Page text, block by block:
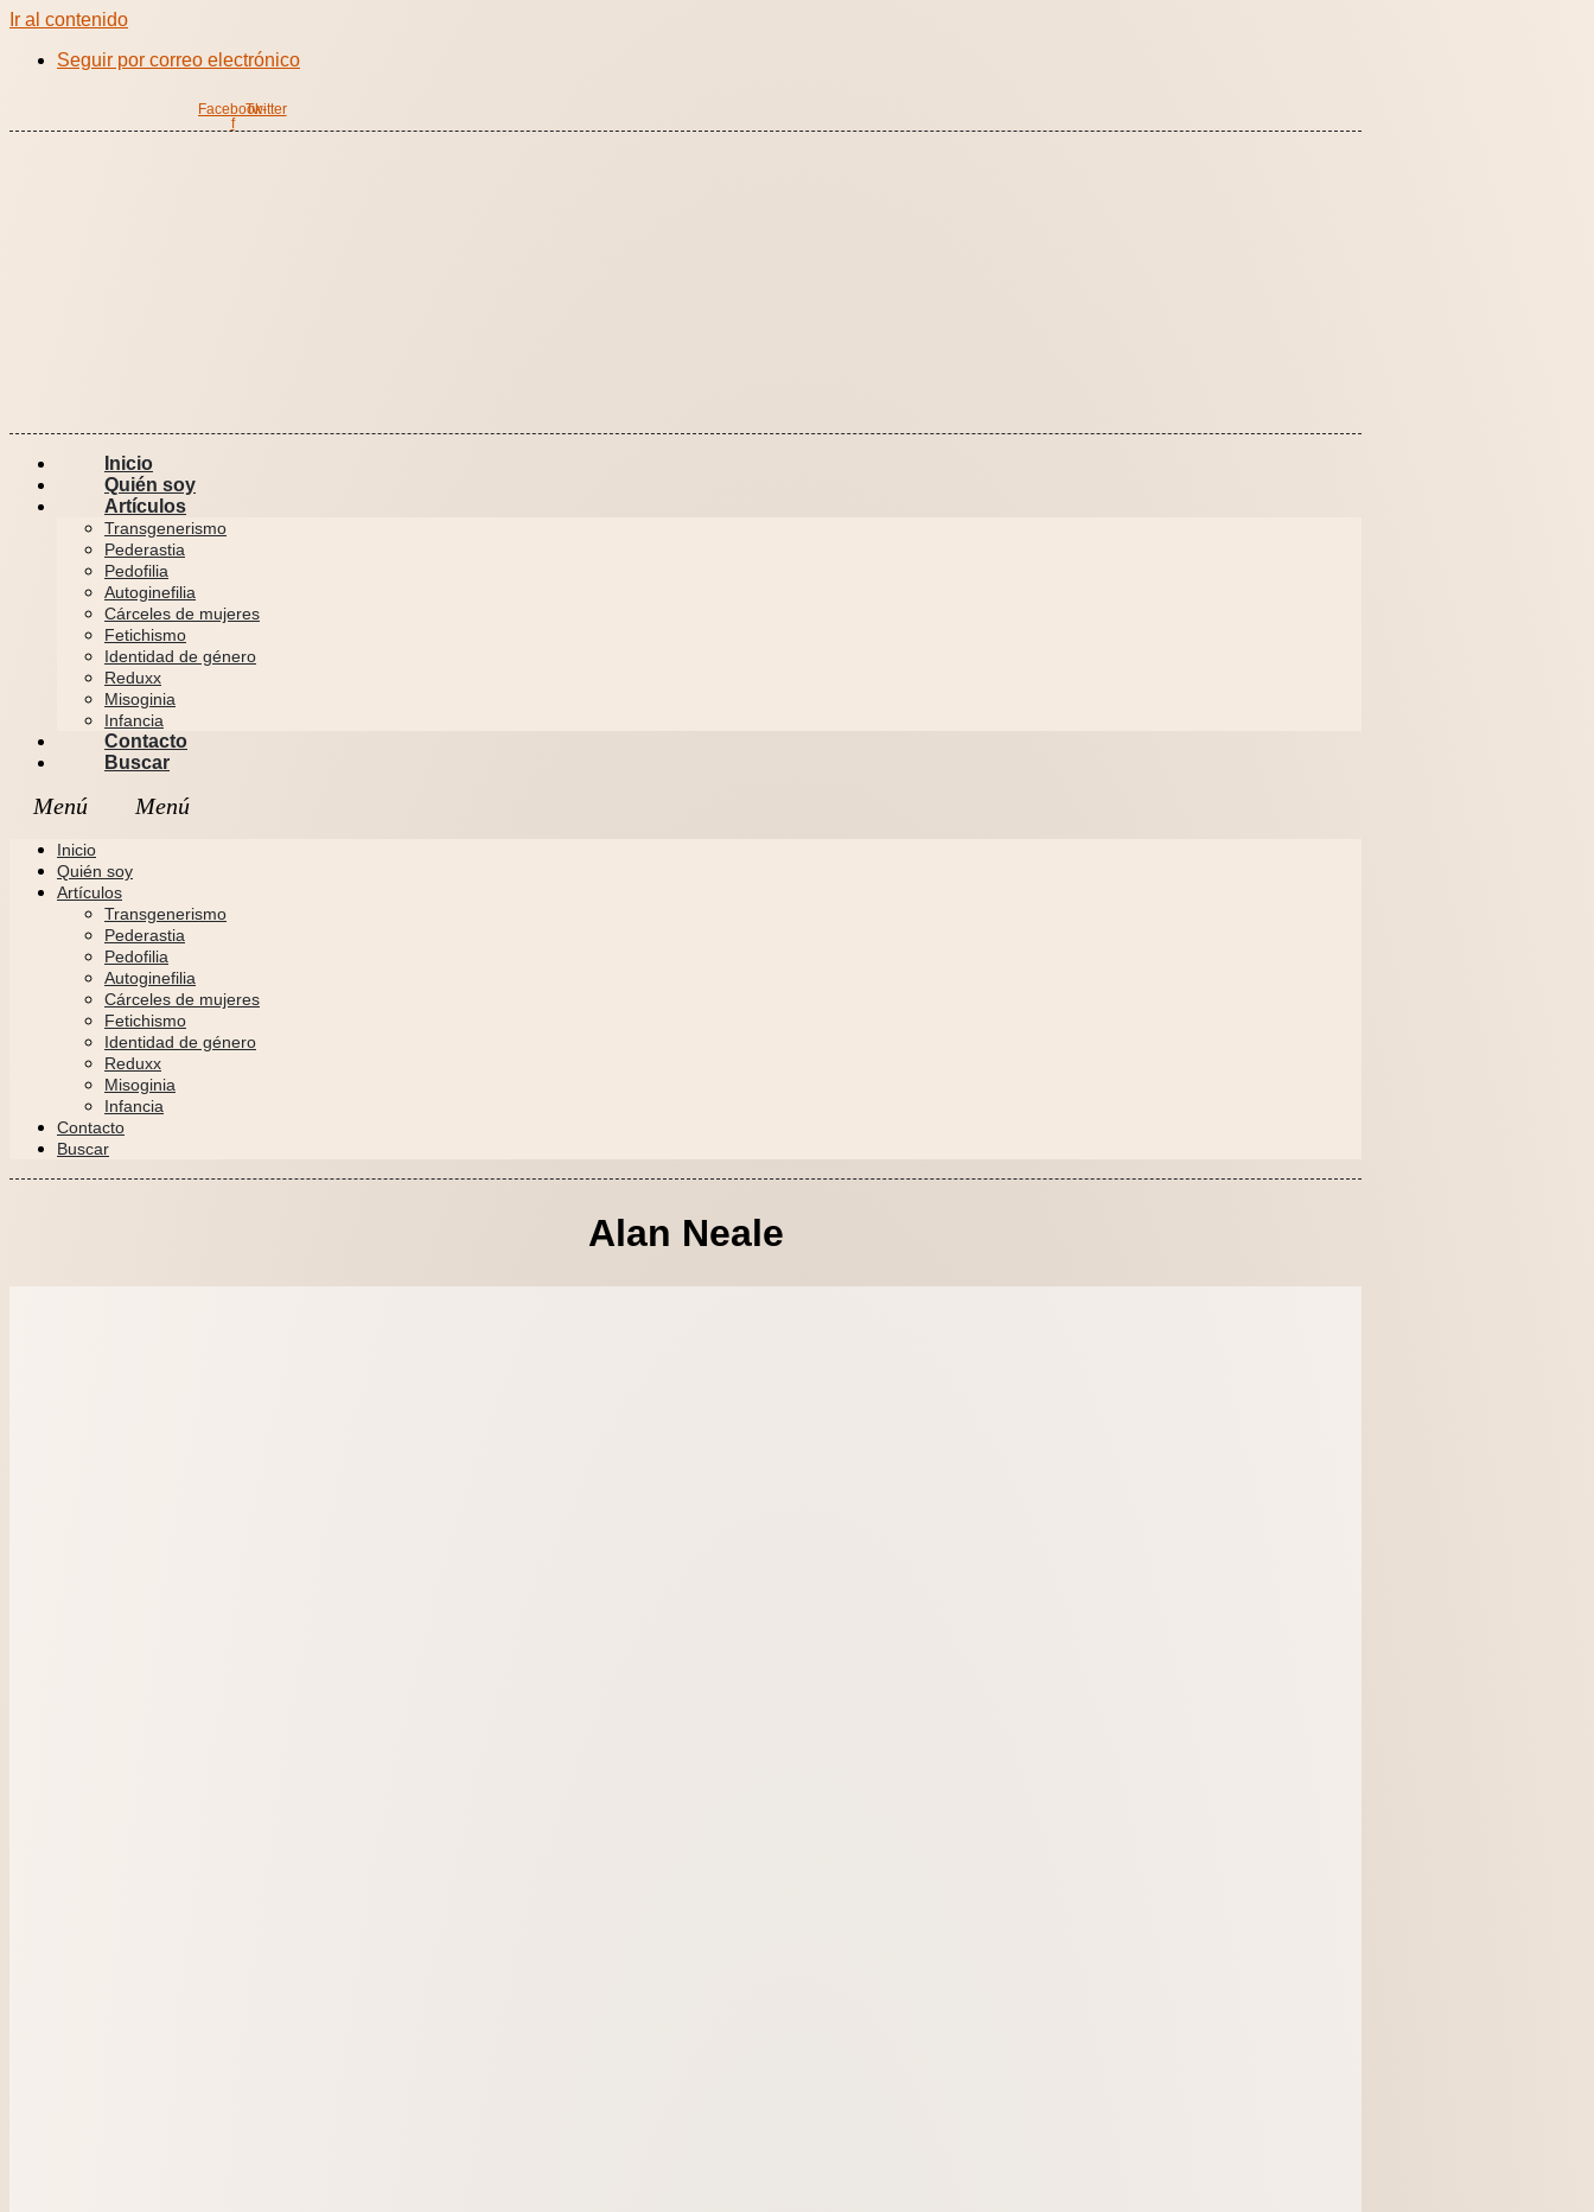
Ir al contenido
Seguir por correo electrónico
Facebook-
f
Twitter
Inicio
Quién soy
Artículos
Transgenerismo
Pederastia
Pedofilia
Autoginefilia
Cárceles de mujeres
Fetichismo
Identidad de género
Reduxx
Misoginia
Infancia
Contacto
Buscar
Inicio
Quién soy
Artículos
Transgenerismo
Pederastia
Pedofilia
Autoginefilia
Cárceles de mujeres
Fetichismo
Identidad de género
Reduxx
Misoginia
Infancia
Contacto
Buscar
Alan Neale